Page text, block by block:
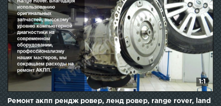
1:1
Ремонт акпп рендж ровер, ленд ровер, range rover, land